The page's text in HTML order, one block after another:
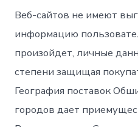
Веб-сайтов не имеют
информацию
произойдет, личные
степени защищая
География поставок
городов дает